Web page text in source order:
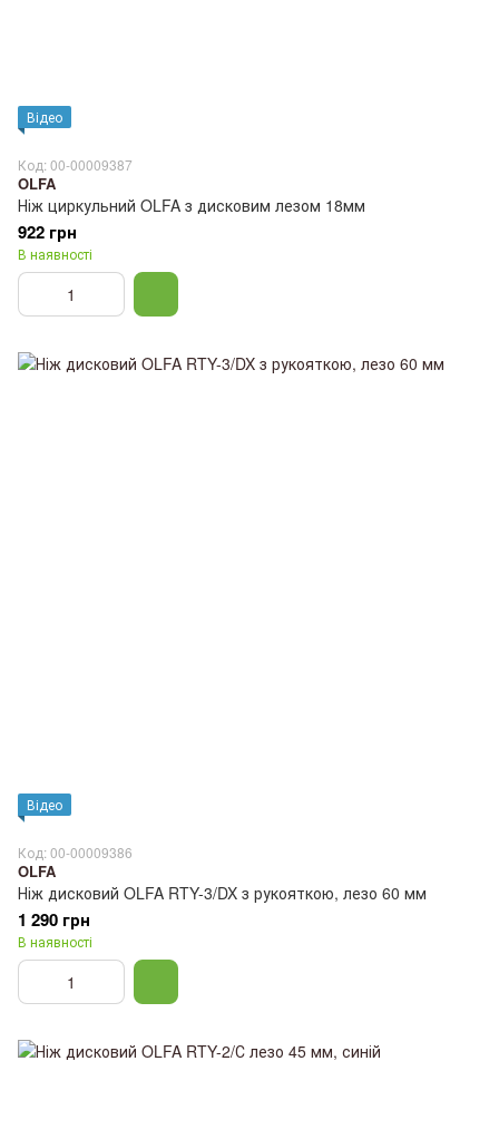
Відео
Код: 00-00009387
OLFA
Ніж циркульний OLFA з дисковим лезом 18мм
922 грн
В наявності
Відео
Код: 00-00009386
OLFA
Ніж дисковий OLFA RTY-3/DX з рукояткою, лезо 60 мм
1 290 грн
В наявності